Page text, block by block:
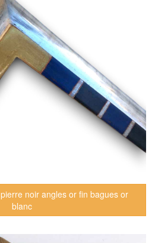
noir angles or fin bagues or
blanc